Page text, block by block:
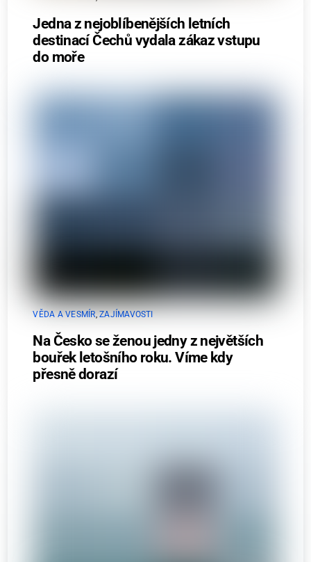
Jedna z nejoblíbenějších letních
destinací Čechů vydala zákaz vstupu
do moře
VĚDA A VESMÍR,ZAJÍMAVOSTI
Na Česko se ženou jedny z největších
bouřek letošního roku. Víme kdy
přesně dorazí